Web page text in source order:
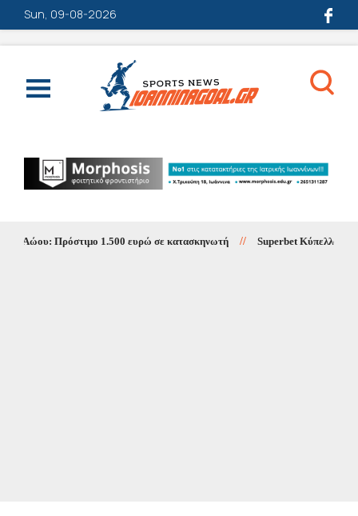
Sun, 09-08-2026
Αώου: Πρόστιμο 1.500 ευρώ σε κατασκηνωτή // Superbet Κύπελλο